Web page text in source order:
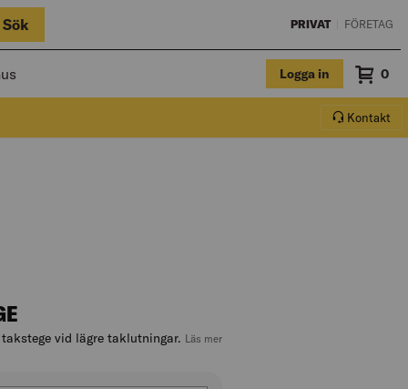
Sök PRIVAT FÖRETAG
Logga in 0
Kontakt
vid lägre taklutningar. Läs mer